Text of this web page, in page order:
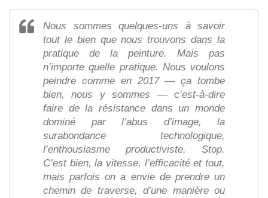
Nous sommes quelques-uns à savoir
tout le bien que nous trouvons dans la
pratique de la peinture. Mais pas
n’importe quelle pratique. Nous voulons
peindre comme en 2017 — ça tombe
bien, nous y sommes — c’est-à-dire
faire de la résistance dans un monde
dominé par l’abus d’image, la
surabondance technologique,
l’enthousiasme productiviste. Stop.
C’est bien, la vitesse, l’efficacité et tout,
mais parfois on a envie de prendre un
chemin de traverse, d’une manière ou